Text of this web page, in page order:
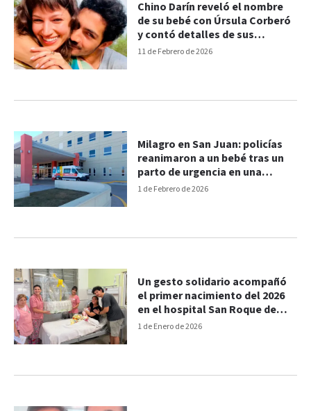
11 de Febrero de 2026
Chino Darín reveló el nombre
de su bebé con Úrsula Corberó
y contó detalles de sus
primeros días
1 de Febrero de 2026
Milagro en San Juan: policías
reanimaron a un bebé tras un
parto de urgencia en una
vivienda
1 de Enero de 2026
Un gesto solidario acompañó
el primer nacimiento del 2026
en el hospital San Roque de
Paraná